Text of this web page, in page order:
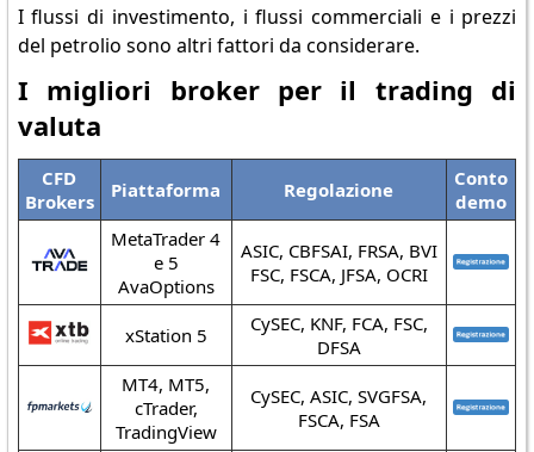
I flussi di investimento, i flussi commerciali e i prezzi
del petrolio sono altri fattori da considerare.
I migliori broker per il trading di
valuta
CFD
Brokers
Piattaforma Regolazione
Conto
demo
MetaTrader 4
e 5
AvaOptions
ASIC, CBFSAI, FRSA, BVI
FSC, FSCA, JFSA, OCRI
xStation 5
CySEC, KNF, FCA, FSC,
DFSA
MT4, MT5,
cTrader,
TradingView
CySEC, ASIC, SVGFSA,
FSCA, FSA